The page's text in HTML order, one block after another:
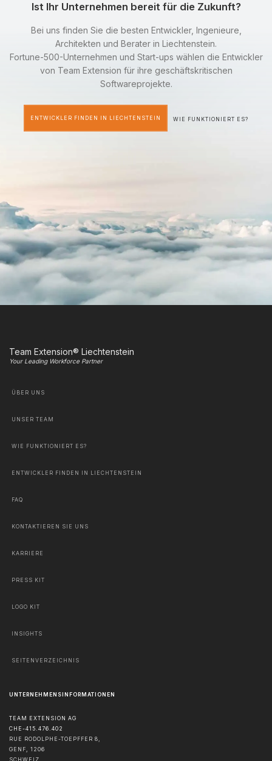
Ist Ihr Unternehmen bereit für die Zukunft?
Bei uns finden Sie die besten Entwickler, Ingenieure,
Architekten und Berater in Liechtenstein.
Fortune-500-Unternehmen und Start-ups wählen die Entwickler
von Team Extension für ihre geschäftskritischen
Softwareprojekte.
ENTWICKLER FINDEN IN LIECHTENSTEIN WIE FUNKTIONIERT ES?
Team Extension® Liechtenstein
Your Leading Workforce Partner
ÜBER UNS
UNSER TEAM
WIE FUNKTIONIERT ES?
ENTWICKLER FINDEN IN LIECHTENSTEIN
FAQ
KONTAKTIEREN SIE UNS
KARRIERE
PRESS KIT
LOGO KIT
INSIGHTS
SEITENVERZEICHNIS
UNTERNEHMENSINFORMATIONEN
TEAM EXTENSION AG
CHE-415.476.402
RUE RODOLPHE-TOEPFFER 8,
GENF, 1206